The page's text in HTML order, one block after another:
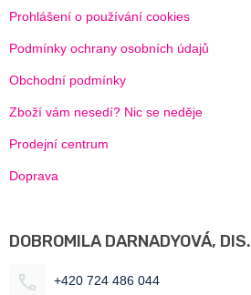
Prohlášení o používání cookies
Podmínky ochrany osobních údajů
Obchodní podmínky
Zboží vám nesedí? Nic se neděje
Prodejní centrum
Doprava
DOBROMILA DARNADYOVÁ, DIS.
+420 724 486 044